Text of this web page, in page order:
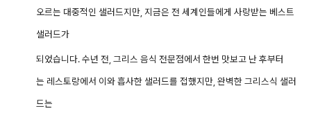
오르는 대중적인 샐러드지만, 지금은 전 세계인들에게 사랑받는 베스트
샐러드가
되었습니다. 수년 전, 그리스 음식 전문점에서 한번 맛보고 난 후부터
는 레스토랑에서 이와 흡사한 샐러드를 접했지만, 완벽한 그리스식 샐러
드는